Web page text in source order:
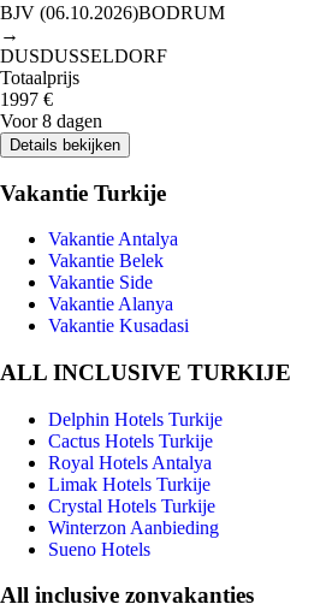
BJV (06.10.2026)BODRUM
→
DUSDUSSELDORF
Totaalprijs
1997 €
Voor 8 dagen
Details bekijken
Vakantie Turkije
Vakantie Antalya
Vakantie Belek
Vakantie Side
Vakantie Alanya
Vakantie Kusadasi
ALL INCLUSIVE TURKIJE
Delphin Hotels Turkije
Cactus Hotels Turkije
Royal Hotels Antalya
Limak Hotels Turkije
Crystal Hotels Turkije
Winterzon Aanbieding
Sueno Hotels
All inclusive zonvakanties